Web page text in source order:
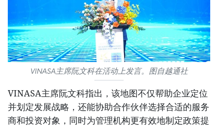
VINASA主席阮文科在活动上发言。图自越通社
VINASA主席阮文科指出，该地图不仅帮助企业定位
并划定发展战略，还能协助合作伙伴选择合适的服务
商和投资对象，同时为管理机构更有效地制定政策提